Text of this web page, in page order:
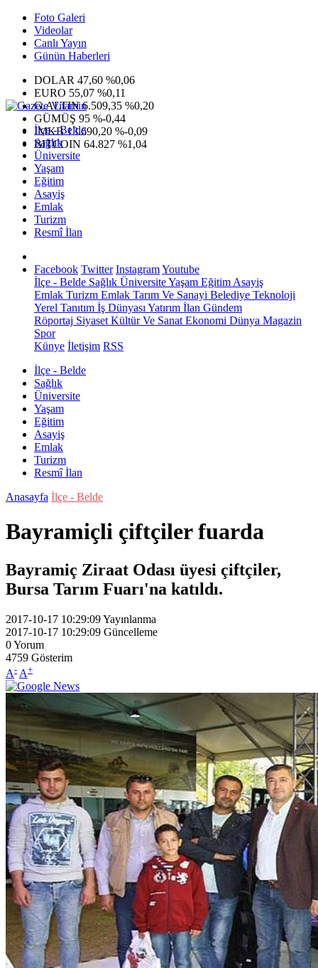
Foto Galeri
Videolar
Canlı Yayın
Günün Haberleri
DOLAR 47,60 %0,06
EURO 55,07 %0,11
G.ALTIN6.509,35 %0,20
GÜMÜŞ 95 %-0,44
IMKB13.690,20 %-0,09
BITCOIN 64.827 %1,04
İlçe - Belde
Sağlık
Üniversite
Yaşam
Eğitim
Asayiş
Emlak
Turizm
Resmî İlan
Facebook Twitter InstagramYoutube
İlçe - Belde Sağlık ÜniversiteYaşam Eğitim Asayiş
Emlak Turizm Emlak Tarım Ve Sanayi Belediye Teknoloji
Yerel Tanıtım İş Dünyası Yatırım İlan Gündem
Röportaj Siyaset Kültür Ve Sanat Ekonomi Dünya Magazin
Spor
Künye İletişim RSS
İlçe - Belde
Sağlık
Üniversite
Yaşam
Eğitim
Asayiş
Emlak
Turizm
Resmî İlan
Anasayfa İlçe - Belde
Bayramiçli çiftçiler fuarda
Bayramiç Ziraat Odası üyesi çiftçiler,
Bursa Tarım Fuarı'na katıldı.
2017-10-17 10:29:09Yayınlanma
2017-10-17 10:29:09 Güncelleme
0Yorum
4759 Gösterim
A- A+